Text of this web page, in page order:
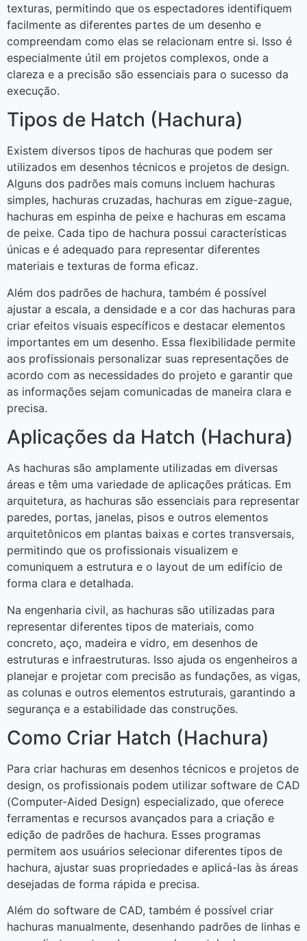
texturas, permitindo que os espectadores identifiquem
facilmente as diferentes partes de um desenho e
compreendam como elas se relacionam entre si. Isso é
especialmente útil em projetos complexos, onde a
clareza e a precisão são essenciais para o sucesso da
execução.
Tipos de Hatch (Hachura)
Existem diversos tipos de hachuras que podem ser
utilizados em desenhos técnicos e projetos de design.
Alguns dos padrões mais comuns incluem hachuras
simples, hachuras cruzadas, hachuras em zigue-zague,
hachuras em espinha de peixe e hachuras em escama
de peixe. Cada tipo de hachura possui características
únicas e é adequado para representar diferentes
materiais e texturas de forma eficaz.
Além dos padrões de hachura, também é possível
ajustar a escala, a densidade e a cor das hachuras para
criar efeitos visuais específicos e destacar elementos
importantes em um desenho. Essa flexibilidade permite
aos profissionais personalizar suas representações de
acordo com as necessidades do projeto e garantir que
as informações sejam comunicadas de maneira clara e
precisa.
Aplicações da Hatch (Hachura)
As hachuras são amplamente utilizadas em diversas
áreas e têm uma variedade de aplicações práticas. Em
arquitetura, as hachuras são essenciais para representar
paredes, portas, janelas, pisos e outros elementos
arquitetônicos em plantas baixas e cortes transversais,
permitindo que os profissionais visualizem e
comuniquem a estrutura e o layout de um edifício de
forma clara e detalhada.
Na engenharia civil, as hachuras são utilizadas para
representar diferentes tipos de materiais, como
concreto, aço, madeira e vidro, em desenhos de
estruturas e infraestruturas. Isso ajuda os engenheiros a
planejar e projetar com precisão as fundações, as vigas,
as colunas e outros elementos estruturais, garantindo a
segurança e a estabilidade das construções.
Como Criar Hatch (Hachura)
Para criar hachuras em desenhos técnicos e projetos de
design, os profissionais podem utilizar software de CAD
(Computer-Aided Design) especializado, que oferece
ferramentas e recursos avançados para a criação e
edição de padrões de hachura. Esses programas
permitem aos usuários selecionar diferentes tipos de
hachura, ajustar suas propriedades e aplicá-las às áreas
desejadas de forma rápida e precisa.
Além do software de CAD, também é possível criar
hachuras manualmente, desenhando padrões de linhas e